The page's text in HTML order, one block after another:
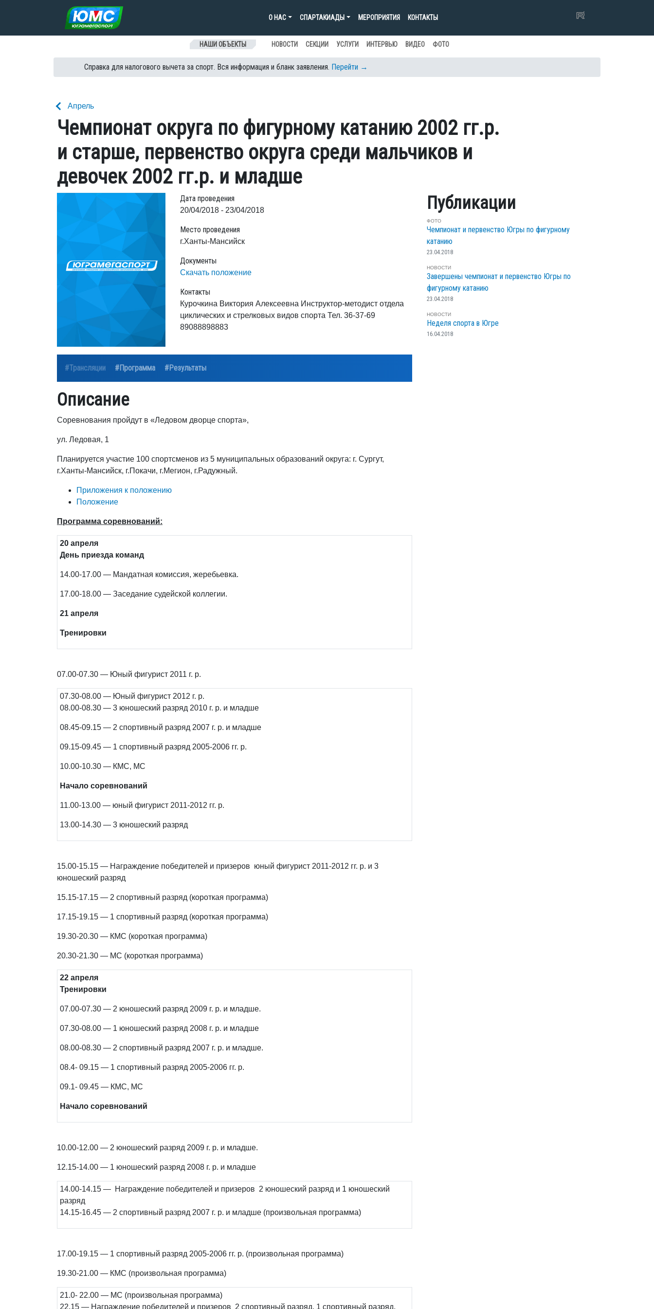
Перейти к содержанию
О НАС СПАРТАКИАДЫ МЕРОПРИЯТИЯ КОНТАКТЫ
НАШИ ОБЪЕКТЫ НОВОСТИ СЕКЦИИ УСЛУГИ ИНТЕРВЬЮ ВИДЕО ФОТО
Справка для налогового вычета за спорт. Вся информация и бланк заявления. Перейти →
Апрель
Чемпионат округа по фигурному катанию 2002 гг.р.
и старше, первенство округа среди мальчиков и
девочек 2002 гг.р. и младше
Дата проведения
20/04/2018 - 23/04/2018
Место проведения
г.Ханты-Мансийск
Документы
Скачать положение
Контакты
Курочкина Виктория Алексеевна Инструктор-методист отдела
циклических и стрелковых видов спорта Тел. 36-37-69
89088898883
#Трансляции #Программа #Результаты
Описание
Соревнования пройдут в «Ледовом дворце спорта»,
ул. Ледовая, 1
Планируется участие 100 спортсменов из 5 муниципальных образований округа: г. Сургут,
г.Ханты-Мансийск, г.Покачи, г.Мегион, г.Радужный.
Приложения к положению
Положение
Программа соревнований:
20 апреля
День приезда команд
14.00-17.00 — Мандатная комиссия, жеребьевка.
17.00-18.00 — Заседание судейской коллегии.
21 апреля
Тренировки
07.00-07.30 — Юный фигурист 2011 г. р.
07.30-08.00 — Юный фигурист 2012 г. р.
08.00-08.30 — 3 юношеский разряд 2010 г. р. и младше
08.45-09.15 — 2 спортивный разряд 2007 г. р. и младше
09.15-09.45 — 1 спортивный разряд 2005-2006 гг. р.
10.00-10.30 — КМС, МС
Начало соревнований
11.00-13.00 — юный фигурист 2011-2012 гг. р.
13.00-14.30 — 3 юношеский разряд
15.00-15.15 — Награждение победителей и призеров юный фигурист 2011-2012 гг. р. и 3
юношеский разряд
15.15-17.15 — 2 спортивный разряд (короткая программа)
17.15-19.15 — 1 спортивный разряд (короткая программа)
19.30-20.30 — КМС (короткая программа)
20.30-21.30 — МС (короткая программа)
22 апреля
Тренировки
07.00-07.30 — 2 юношеский разряд 2009 г. р. и младше.
07.30-08.00 — 1 юношеский разряд 2008 г. р. и младше
08.00-08.30 — 2 спортивный разряд 2007 г. р. и младше.
08.4- 09.15 — 1 спортивный разряд 2005-2006 гг. р.
09.1- 09.45 — КМС, МС
Начало соревнований
10.00-12.00 — 2 юношеский разряд 2009 г. р. и младше.
12.15-14.00 — 1 юношеский разряд 2008 г. р. и младше
14.00-14.15 — Награждение победителей и призеров 2 юношеский разряд и 1 юношеский
разряд
14.15-16.45 — 2 спортивный разряд 2007 г. р. и младше (произвольная программа)
17.00-19.15 — 1 спортивный разряд 2005-2006 гг. р. (произвольная программа)
19.30-21.00 — КМС (произвольная программа)
21.0- 22.00 — МС (произвольная программа)
22.15 — Награждение победителей и призеров 2 спортивный разряд, 1 спортивный разряд,
Публикации
ФОТО
Чемпионат и первенство Югры по фигурному
катанию
23.04.2018
НОВОСТИ
Завершены чемпионат и первенство Югры по
фигурному катанию
23.04.2018
НОВОСТИ
Неделя спорта в Югре
16.04.2018